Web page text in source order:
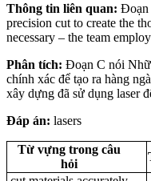
Thông tin liên quan: Đoạn
precision cut to create the
necessary – the team
Phân tích: Đoạn C nói
chính xác để tạo ra hàng
xây dựng đã sử dụng laser
Đáp án: lasers
Từ vựng trong câu
hỏi